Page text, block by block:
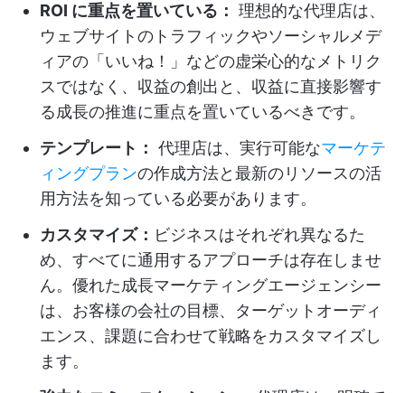
ROI に重点を置いている： 理想的な代理店は、
ウェブサイトのトラフィックやソーシャルメデ
ィアの「いいね！」などの虚栄心的なメトリク
スではなく、収益の創出と、収益に直接影響す
る成長の推進に重点を置いているべきです。
テンプレート： 代理店は、実行可能なマーケテ
ィングプランの作成方法と最新のリソースの活
用方法を知っている必要があります。
カスタマイズ： ビジネスはそれぞれ異なるた
め、すべてに通用するアプローチは存在しませ
ん。優れた成長マーケティングエージェンシー
は、お客様の会社の目標、ターゲットオーディ
エンス、課題に合わせて戦略をカスタマイズし
ます。